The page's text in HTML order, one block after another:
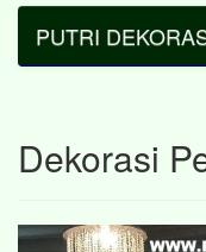
PUTRI
Dekorasi